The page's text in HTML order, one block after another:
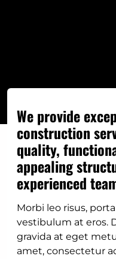
We provide
construction
quality,
appealing
experienced
Morbi leo risus,
vestibulum at eros.
gravida at eget
amet, consectetur